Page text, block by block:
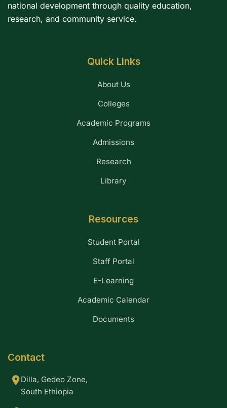
national development through quality education,
research, and community service.
Quick Links
About Us
Colleges
Academic Programs
Admissions
Research
Library
Resources
Student Portal
Staff Portal
E-Learning
Academic Calendar
Documents
Contact
Dilla, Gedeo Zone,
South Ethiopia